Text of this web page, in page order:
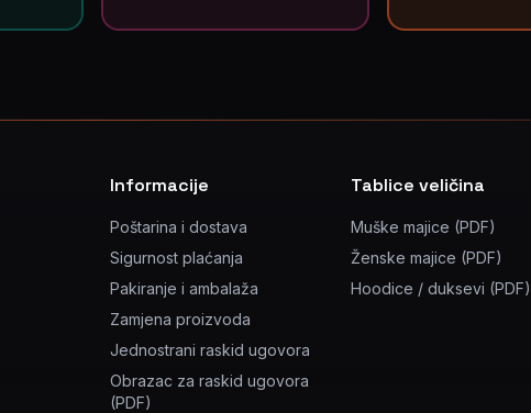
Informacije
Poštarina i dostava
Sigurnost plaćanja
Pakiranje i ambalaža
Zamjena proizvoda
Jednostrani raskid ugovora
Obrazac za raskid ugovora
(PDF)
Tablice veličina
Muške majice (PDF)
Ženske majice (PDF)
Hoodice / duksevi (PDF)